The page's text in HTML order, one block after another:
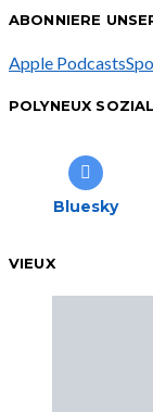
ABONNIERE
Apple Podcasts
POLYNEUX SOZIAL
Bluesky
VIEUX